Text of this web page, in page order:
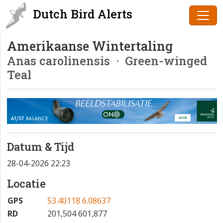
Dutch Bird Alerts
Amerikaanse Wintertaling
Anas carolinensis · Green-winged
Teal
Datum & Tijd
28-04-2026 22:23
Locatie
GPS
53.40118 6.08637
RD
201,504 601,877